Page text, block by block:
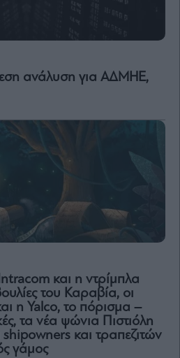
ανάλυση για ΑΔΜΗΕ,
και η ντρίμπλα
του Καραβία, οι
η Yalco, το πόρισμα –
τα νέα ψώνια Πιστιόλη
και τραπεζιτών
γάμος